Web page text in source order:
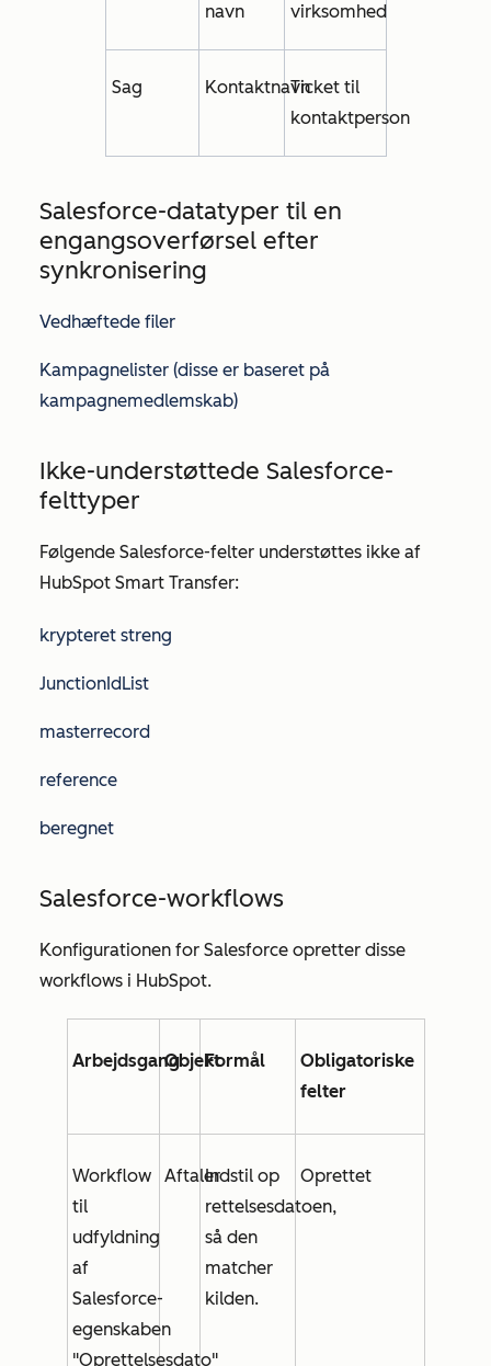
navn
virksomhed
Sag KontaktnavnTicket til
kontaktperson
Salesforce-datatyper til en
engangsoverførsel efter
synkronisering
Vedhæftede filer
Kampagnelister (disse er baseret på
kampagnemedlemskab)
Ikke-understøttede Salesforce-
felttyper
Følgende Salesforce-felter understøttes ikke af
HubSpot Smart Transfer:
krypteret streng
JunctionIdList
masterrecord
reference
beregnet
Salesforce-workflows
Konfigurationen for Salesforce opretter disse
workflows i HubSpot.
ArbejdsgangObjektFormål
Obligatoriske
felter
Workflow
til
udfyldning
af
Salesforce-
egenskaben
"Oprettelsesdato"
AftalerIndstil op
rettelsesdatoen,
så den
matcher
kilden.
Oprettet